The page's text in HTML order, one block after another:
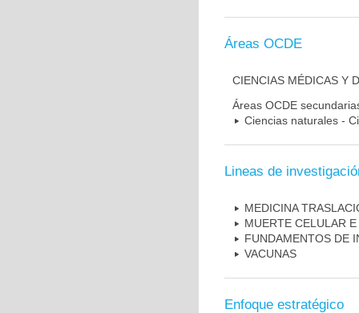
Áreas OCDE
CIENCIAS MÉDICAS Y
Áreas OCDE
Ciencias naturales -
Lineas de
MEDICINA
MUERTE CELULAR
FUNDAMENTOS DE
VACUNAS
Enfoque estratégico